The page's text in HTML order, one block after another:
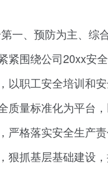
一、预防为主、综
紧围绕公司20xx安
以职工安全培训和
质量标准化为平台
严格落实安全生产
狠抓基层基础建设